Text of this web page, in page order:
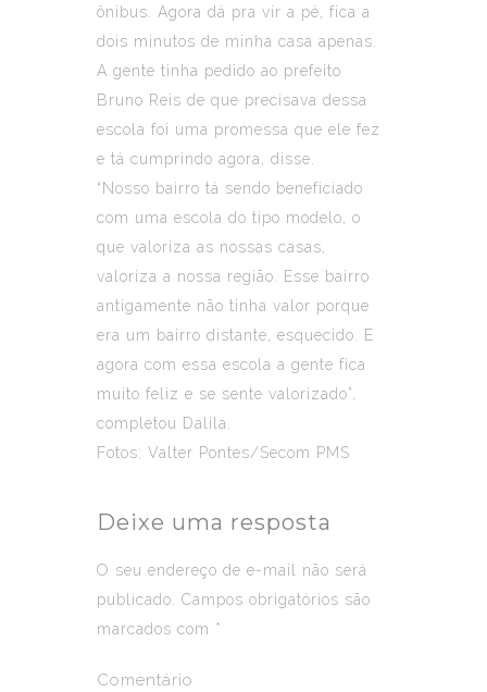
ônibus. Agora dá pra vir a pé, fica a
dois minutos de minha casa apenas.
A gente tinha pedido ao prefeito
Bruno Reis de que precisava dessa
escola foi uma promessa que ele fez
e tá cumprindo agora, disse.
“Nosso bairro tá sendo beneficiado
com uma escola do tipo modelo, o
que valoriza as nossas casas,
valoriza a nossa região. Esse bairro
antigamente não tinha valor porque
era um bairro distante, esquecido. E
agora com essa escola a gente fica
muito feliz e se sente valorizado”,
completou Dalila.
Fotos: Valter Pontes/Secom PMS
Deixe uma resposta
O seu endereço de e-mail não será
publicado.
Campos obrigatórios são
marcados com *
Comentário